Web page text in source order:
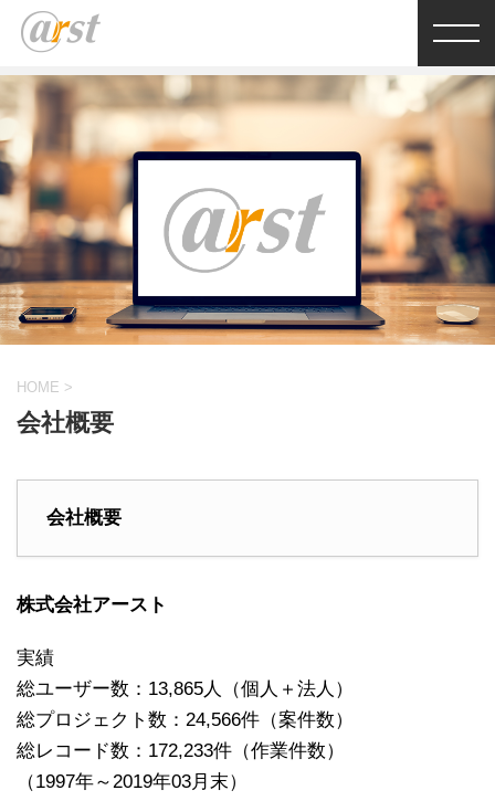
HOME >
会社概要
会社概要
株式会社アースト
実績
総ユーザー数：13,865人（個人＋法人）
総プロジェクト数：24,566件（案件数）
総レコード数：172,233件（作業件数）
（1997年～2019年03月末）